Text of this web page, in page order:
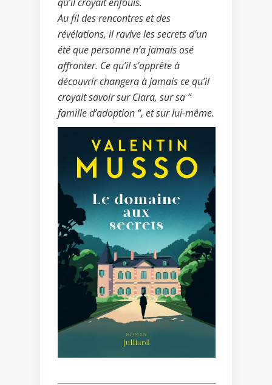
Au fil des rencontres et des
révélations, il ravive les secrets d’un
été que personne n’a jamais osé
affronter. Ce qu’il s’apprête à
découvrir changera à jamais ce qu’il
croyait savoir sur Clara, sur sa ”
famille d’adoption “, et sur lui-même.